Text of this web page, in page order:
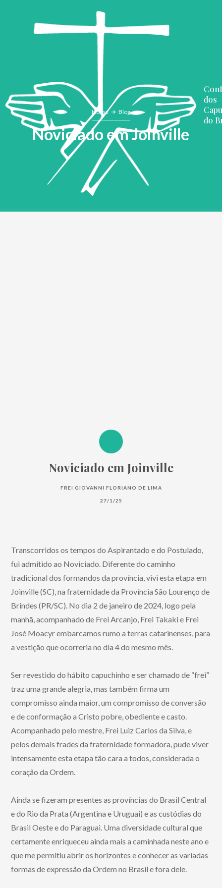
dos
do
Home Blog
Noviciado em Joinville
Noviciado em Joinville
FREI GIOVANNI FLORIANO DE LIMA
27/1/25
Transcorridos os tempos do Aspirantado e do Postulado,
fui admitido ao Noviciado. Diferente do caminho
tradicional dos formandos da província, vivi esta etapa em
Joinville (SC), na fraternidade da Província São Lourenço de
Brindes (PR/SC). No dia 2 de janeiro de 2024, logo pela
manhã, acompanhado de Frei Arcanjo, Frei Takaki e Frei
José Moacyr embarcamos rumo a terras catarinenses, para
a vestição que ocorreria no dia 4 do mesmo mês.
Ser revestido do hábito capuchinho e ser chamado de “frei”
traz uma grande alegria, mas também firma um
compromisso ainda maior, um compromisso de conversão
e de conformação a Cristo pobre, obediente e casto.
Acompanhado pelo mestre, Frei Luiz Carlos da Silva, e
pelos demais frades da fraternidade formadora, pude viver
intensamente esta etapa tão cara a todos, considerada o
coração da Ordem.
Ainda se fizeram presentes as províncias do Brasil Central
e do Rio da Prata (Argentina e Uruguai) e as custódias do
Brasil Oeste e do Paraguai. Uma diversidade cultural que
certamente enriqueceu ainda mais a caminhada neste ano e
que me permitiu abrir os horizontes e conhecer as variadas
formas de expressão da Ordem no Brasil e fora dele.